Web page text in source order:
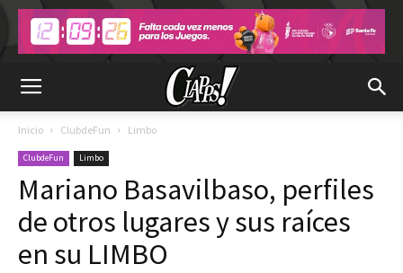
Inicio ClubdeFun Limbo
ClubdeFun Limbo
Mariano Basavilbaso, perfiles
de otros lugares y sus raíces
en su LIMBO